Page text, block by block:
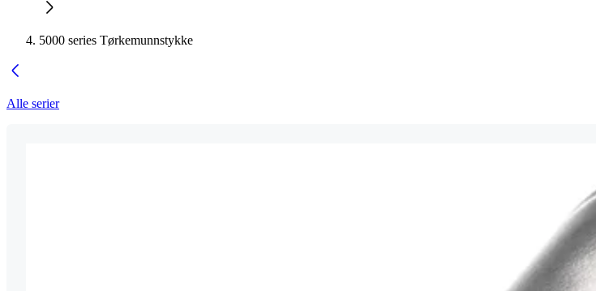
5000 series Tørkemunnstykke
Alle serier